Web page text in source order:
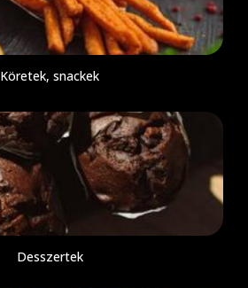
Köretek, snackek
Desszertek